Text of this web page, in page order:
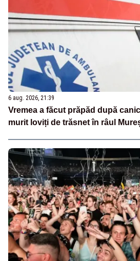
6 aug. 2026, 21:39
Vremea a făcut prăpăd după
murit loviți de trăsnet în râul